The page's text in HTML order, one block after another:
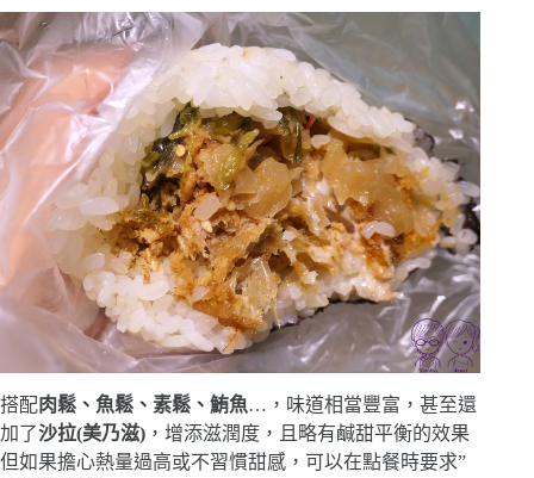
搭配肉鬆、魚鬆、素鬆、鮪魚…，味道相當豐富，甚至還
加了沙拉(美乃滋) ，增添滋潤度，且略有鹹甜平衡的效果
但如果擔心熱量過高或不習慣甜感，可以在點餐時要求”